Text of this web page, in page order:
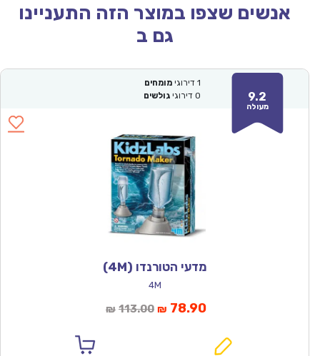
אנשים שצפו במוצר הזה התעניינו
גם ב
9.2
מעולה
1 דירוגי מומחים
0 דירוגי גולשים
מדעי הטורנדו (4M)
4M
₪ 113.00המחיר
₪ 78.90המחיר
הוא: